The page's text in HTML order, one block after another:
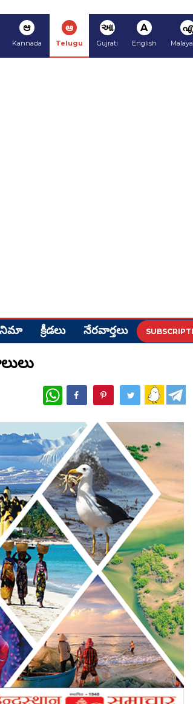
ಆ
Kannada
ఆ
Telugu
આ
Gujrati
A
English
എ
క్రీడ‌లు నేర‌వార్త‌లు
WhatsApp